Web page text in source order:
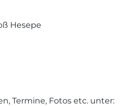
Hesepe
Termine, Fotos etc. unter: